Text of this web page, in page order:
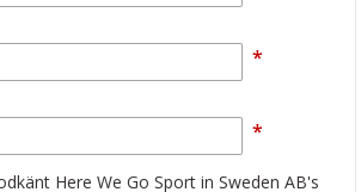
*
*
Here We Go Sport in Sweden AB's